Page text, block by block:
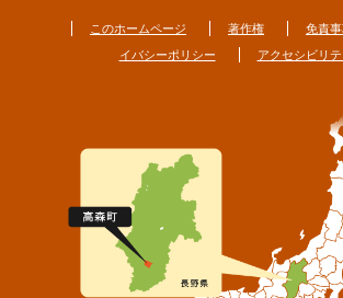
このホームページ 著作権 免責
イバシーポリシー
アクセシビリテ